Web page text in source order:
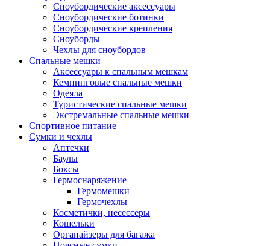
Сноубордические аксессуары
Сноубордические ботинки
Сноубордические крепления
Сноуборды
Чехлы для сноубордов
Спальные мешки
Аксессуары к спальным мешкам
Кемпинговые спальные мешки
Одеяла
Туристические спальные мешки
Экстремальные спальные мешки
Спортивное питание
Сумки и чехлы
Аптечки
Баулы
Боксы
Гермоснаряжение
Гермомешки
Гермочехлы
Косметички, несессеры
Кошельки
Органайзеры для багажа